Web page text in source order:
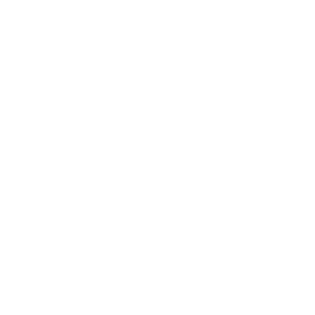
tolktechnologie en meertalige evenementen.
voor een succesvol project en de strategische basis